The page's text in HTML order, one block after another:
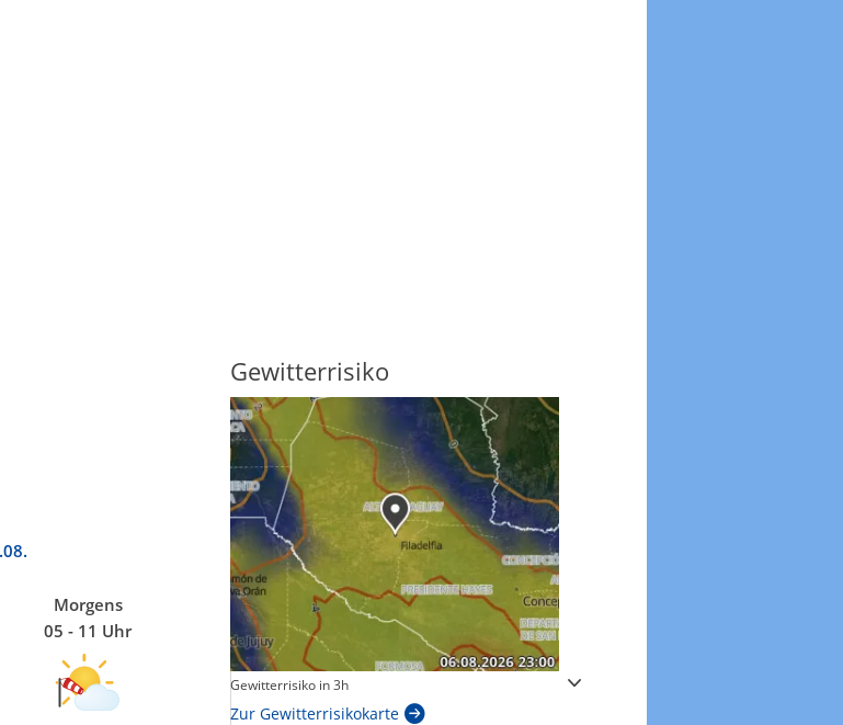
Morgens
05 - 11 Uhr
Gewitterrisiko
Gewitterrisiko in 3h
Zur Gewitterrisikokarte
Windböen heute